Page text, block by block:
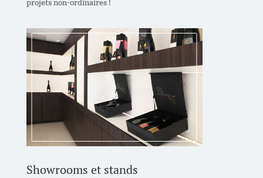
projets non-ordinaires !
Showrooms et stands